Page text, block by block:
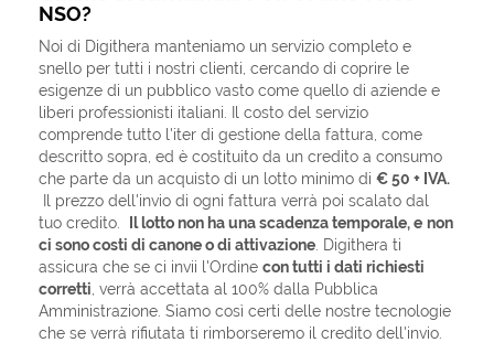
NSO?
Noi di Digithera manteniamo un servizio completo e
snello per tutti i nostri clienti, cercando di coprire le
esigenze di un pubblico vasto come quello di aziende e
liberi professionisti italiani. Il costo del servizio
comprende tutto l'iter di gestione della fattura, come
descritto sopra, ed è costituito da un credito a consumo
che parte da un acquisto di un lotto minimo di € 50 + IVA.
Il prezzo dell'invio di ogni fattura verrà poi scalato dal
tuo credito.
Il lotto non ha una scadenza temporale, e non
ci sono costi di canone o di attivazione . Digithera ti
assicura che se ci invii l'Ordine con tutti i dati richiesti
corretti , verrà accettata al 100% dalla Pubblica
Amministrazione. Siamo così certi delle nostre tecnologie
che se verrà rifiutata ti rimborseremo il credito dell'invio.